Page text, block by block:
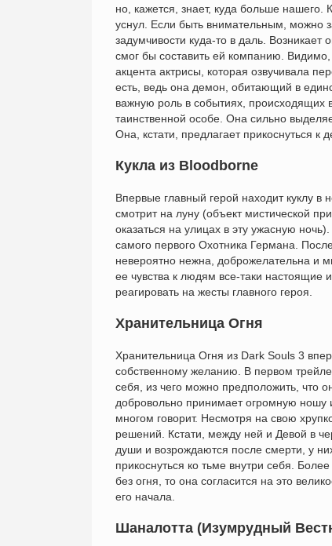
но, кажется, знает, куда больше нашего.
уснул. Если быть внимательным, можно
задумчивости куда-то в даль.
смог бы составить ей компанию.
акцента актрисы, которая озвучивала
есть, ведь она демон, обитающий в
важную роль в событиях, происходящих
таинственной особе. Она сильно
Она, кстати, предлагает прикоснуться к
Кукла из Bloodborne
Впервые главный герой находит куклу
смотрит на луну (объект мистической
оказаться на улицах в эту ужасную
самого первого Охотника Германа.
невероятно нежна, доброжелательна и
ее чувства к людям все-таки настоящие
реагировать на жесты главного героя.
Хранительница Огня
Хранительница Огня из Dark Souls 3
собственному желанию. В первом
себя, из чего можно предположить, что
добровольно принимает огромную ношу
многом говорит. Несмотря на свою
решений. Кстати, между ней и Девой в
души и возрождаются после смерти, у
прикоснуться ко тьме внутри себя.
без огня, то она согласится на это
его начала.
Шаналотта (Изумрудный